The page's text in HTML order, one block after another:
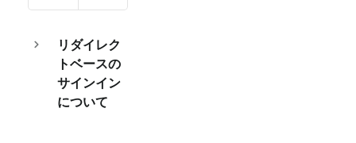
リダイレク
トベースの
サインイン
について